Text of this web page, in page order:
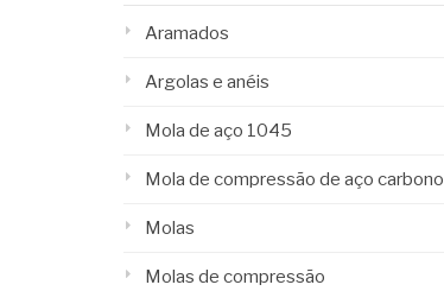
Aramados
Argolas e anéis
Mola de aço 1045
Mola de compressão de aço carbono
Molas
Molas de compressão